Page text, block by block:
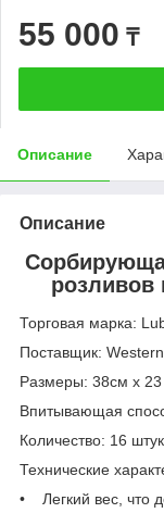
55 000 ₸
Описание
Описание
розливов
Торговая марка:
Поставщик:
Размеры: 38см x
Впитывающая
Количество: 16
Технические
• Легкий вес, что